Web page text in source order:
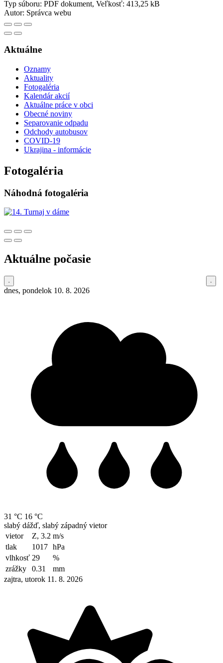
Typ súboru: PDF dokument, Veľkosť: 413,25 kB
Autor: Správca webu
Aktuálne
Oznamy
Aktuality
Fotogaléria
Kalendár akcií
Aktuálne práce v obci
Obecné noviny
Separovanie odpadu
Odchody autobusov
COVID-19
Ukrajina - informácie
Fotogaléria
Náhodná fotogaléria
Aktuálne počasie
dnes, pondelok 10. 8. 2026
31 °C 16 °C
slabý dážď, slabý západný vietor
vietor
Z, 3.2 m/s
tlak
1017 hPa
vlhkosť 29
%
zrážky
0.31
mm
zajtra, utorok 11. 8. 2026